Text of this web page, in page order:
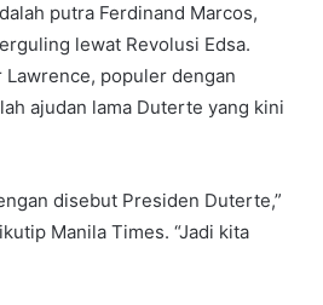
putra Ferdinand Marcos,
lewat Revolusi Edsa.
populer dengan
ajudan lama Duterte yang kini
disebut Presiden Duterte,”
Manila Times. “Jadi kita